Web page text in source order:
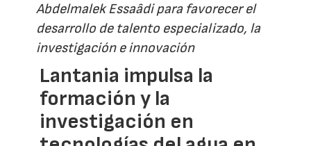
Abdelmalek Essaâdi para favorecer el
desarrollo de talento especializado, la
investigación e innovación
Lantania impulsa la
formación y la
investigación en